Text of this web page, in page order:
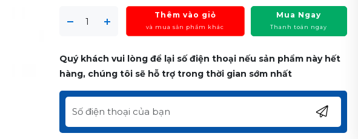
Thêm vào giỏ
và mua sản phẩm khác
Mua Ngay
Thanh toán ngay
Quý khách vui lòng để lại số điện thoại nếu sản phẩm này hết
hàng, chúng tôi sẽ hỗ trợ trong thời gian sớm nhất